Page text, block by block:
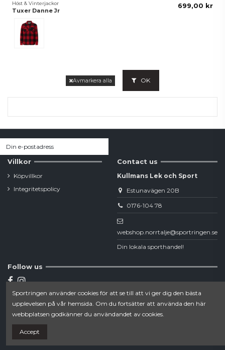
Höst & Vinterjackor
Tuxer Danne Jr
Röd
699,00 kr
Avmarkera alla OK
Villkor
Köpvillkor
Integritetspolicy
Contact us
Kullmans Lek och Sport
Estunavägen 20B
0176-104 78
webshop.norrtalje@sportringen.se
Din lokala sporthandel!
Follow us
Newsletter
Sportringen använder cookies för att se till att vi ger dig den bästa
upplevelsen på vår hemsida. Om du fortsätter att använda den här
webbplatsen godkänner du användandet av cookies.
Accept